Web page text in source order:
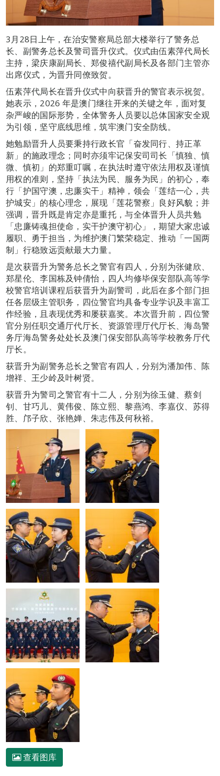
3月28日上午，在治安警察局总部大楼举行了警务总
长、副警务总长及警司晋升仪式。仪式由伍素萍代局长
主持，梁庆康副局长、郑俊禧代副局长及各部门主管亦
出席仪式，为晋升同僚致贺。
伍素萍代局长在晋升仪式中向获晋升的警官表示祝贺。
她表示，2026 年是澳门继往开来的关键之年，面对复
杂严峻的国际形势，全体警务人员要以总体国家安全观
为引领，坚守底线思维，筑牢澳门安全防线。
她勉励晋升人员要秉持行政长官「奋发同行、持正革
新」的施政理念；同时亦须牢记保安司司长「慎独、慎
微、慎初」的郑重叮嘱，在执法时遵守依法用权及谨慎
用权的准则，坚持「执法为民、服务为民」的初心，奉
行「护国守澳，忠廉实干」精神，领会「莲结一心，共
护城安」的核心理念，展现「莲花警察」良好风貌；并
强调，晋升既是肯定亦是重托，与全体晋升人员共勉
「忠廉铸魂担使命，实干护澳守初心」，期望大家忠诚
履职、勇于担当，为维护澳门繁荣稳定、推动「一国两
制」行稳致远贡献最大力量。
是次获晋升为警务总长之警官有四人，分别为张健欣、
郑星伦、李国栋及钟倩怡，四人均修毕保安部队高等学
校警官培训课程后获晋升为副警司，此后在多个部门担
任各层级主管职务，四位警官均具备专业学识及丰富工
作经验，且表现优秀和屡获嘉奖。本次晋升前，四位警
官分别任职交通厅代厅长、资源管理厅代厅长、海岛警
务厅海岛警务处处长及澳门保安部队高等学校教务厅代
厅长。
获晋升为副警务总长之警官有四人，分别为潘加伟、陈
增祥、王少岭及叶树贤。
获晋升为警司之警官有十二人，分别为徐玉健、蔡剑
钊、甘巧儿、黄伟俊、陈立熙、黎燕鸿、李嘉仪、苏得
胜、邝子欣、张艳婵、朱志伟及何秋裕。
查看图库